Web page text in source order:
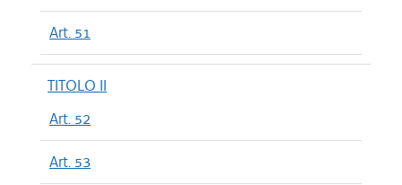
Art. 51
TITOLO II
Art. 52
Art. 53